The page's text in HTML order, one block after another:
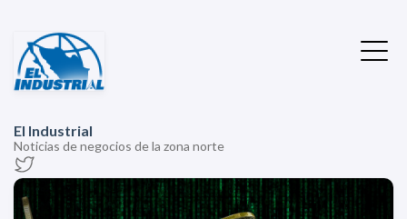
El Industrial
Noticias de negocios de la zona norte